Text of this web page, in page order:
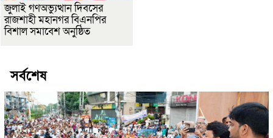
জুলাই গণঅভ্যুত্থান দিবসের
রাজশাহী মহানগর বিএনপির
বিশাল সমাবেশ অনুষ্ঠিত
সর্বশেষ